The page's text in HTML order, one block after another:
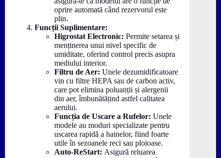
oprire automată când rezervorul este
plin.
Funcții Suplimentare:
Higrostat Electronic: Permite setarea și
menținerea unui nivel specific de
umiditate, oferind control precis asupra
mediului interior.
Filtru de Aer: Unele dezumidificatoare
vin cu filtre HEPA sau de carbon activ,
care pot elimina poluanții și alergenii
din aer, îmbunătățind astfel calitatea
aerului.
Funcția de Uscare a Rufelor: Unele
modele au moduri specializate pentru
uscarea rapidă a hainelor, fiind foarte
utile în sezoanele reci sau ploioase.
Auto-ReStart: Asigură reluarea